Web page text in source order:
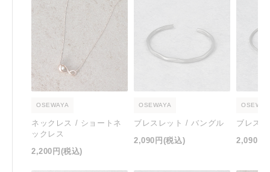
OSEWAYA
ネックレス / ショートネ
ックレス
2,200円 (税込)
OSEWAYA
ブレスレット / バングル
2,090円 (税込)
ブレス
2,090円